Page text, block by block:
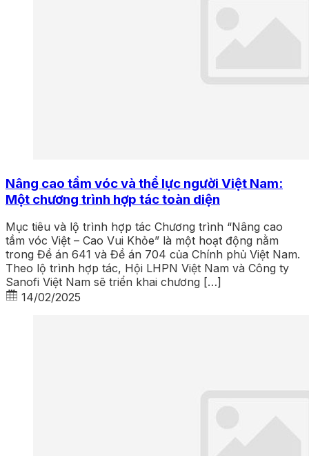
Nâng cao tầm vóc và thể lực người Việt Nam:
Một chương trình hợp tác toàn diện
Mục tiêu và lộ trình hợp tác Chương trình “Nâng cao
tầm vóc Việt – Cao Vui Khỏe” là một hoạt động nằm
trong Đề án 641 và Đề án 704 của Chính phủ Việt Nam.
Theo lộ trình hợp tác, Hội LHPN Việt Nam và Công ty
Sanofi Việt Nam sẽ triển khai chương […]
14/02/2025